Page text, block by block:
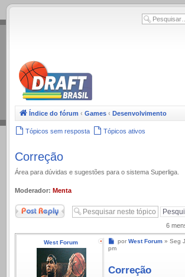
.
Índice do fórum ‹ Games ‹ Desenvolvimento
Tópicos sem resposta Tópicos ativos
Correção
Área para dúvidas e sugestões para o sistema Superliga.
Moderador: Menta
Responder
6
West Forum Mensagem
por West Forum» Seg
pm
Correção